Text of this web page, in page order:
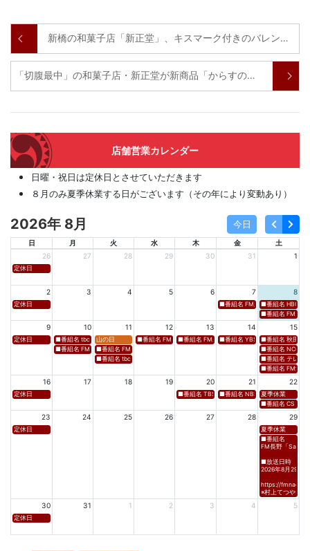
新橋の和菓子店「新正堂」、キスマーク付きのバレンタイン限定「接吻最中」販売
「切腹最中」の和菓子店・新正堂が新商品「からすの知恵袋」
店舗営業カレンダー
日曜・祝日は定休日とさせていただきます
８月のみ夏季休業する日がございます（その年により変動あり）
2026年 8月 今日
日 月 火 水 木 金
土
26
27 28 29 30 31 1
定休日
2 3 4 5 6 7 8
定休日 ■番組名 FM新潟「SOUND
■番組名 HBC北
■番組名 FM 福
9 10 11 12 13 14 15
定休日 ■番組名 tbcラジオ「en∞Voyage(エン・ボヤージュ)」 ■放送日時 https://www.tbc-
山の日 ■番組名 FM高知「Hi-Six Shake！Shake！Shake！」 ■放
■番組名 FM岩手「夕刊ラジオ（YOU CAN
■番組名 YBS山梨放送「やまな
■番組名 秋田朝
■番組名 FM秋田「mix」 ■放送日時 https://www.fm-akita.co.jp/program/ ※黒沢 薫、安岡
■番組名 FM山形「WAVE4yamagata EXCEED」 ■放送日時 https://■番組名 NCC長
■番組名 tbc東北放送「ウォッチン！みやぎ」 ■放送日時 https://www.tbc-
■番組名 テレビ
■番組名 FM愛媛
16 17 18 19 20 21 22
定休日 ■番組名 TBS「Spicy Sessions THE LIVE」 ■
■番組名 NBS⻑野放送 「グッ
夏季休業
■番組名 CS TBS
23 24 25 26 27 28 29
定休日
夏季休業
■番組名
FM長野「
■放送日時
2026年8月29日(
https://
※村上てつや、酒
30 31 1 2 3 4 5
定休日